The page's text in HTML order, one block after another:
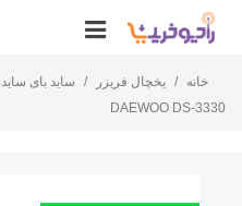
خانه / یخچال فریزر / ساید بای ساید
DAEWOO DS-3330